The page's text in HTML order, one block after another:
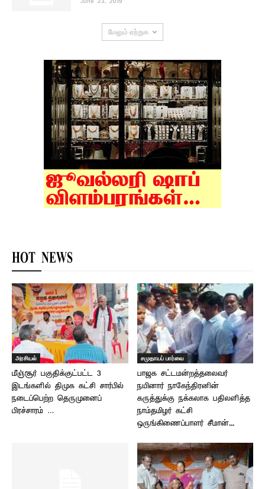
மேலும் ஏற்றுக
HOT NEWS
அரசியல்
மீஞ்சூர் பகுதிக்குட்பட்ட 3
இடங்களில் திமுக கட்சி சார்பில்
நடைப்பெற்ற தெருமுனைப்
பிரச்சாரம் …
சமுதாயப் பார்வை
பாஜக சட்டமன்றத்தலைவர்
நயினார் நாகேந்திரனின்
கருத்துக்கு நக்கலாக பதிலளித்த
நாம்தமிழர் கட்சி
ஒருங்கிணைப்பாளர் சீமான்...